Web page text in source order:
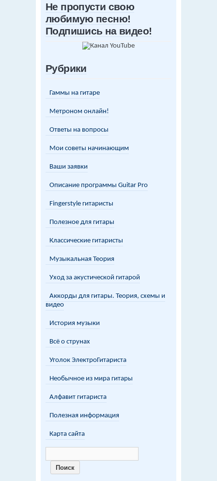
Не пропусти свою
любимую песню!
Подпишись на видео!
Рубрики
Гаммы на гитаре
Метроном онлайн!
Ответы на вопросы
Мои советы начинающим
Ваши заявки
Описание программы Guitar Pro
Fingerstyle гитаристы
Полезное для гитары
Классические гитаристы
Музыкальная Теория
Уход за акустической гитарой
Аккорды для гитары. Теория, схемы и
видео
История музыки
Всё о струнах
Уголок ЭлектроГитариста
Необычное из мира гитары
Алфавит гитариста
Полезная информация
Карта сайта